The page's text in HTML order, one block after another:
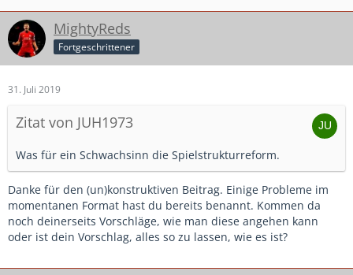
MightyReds
Fortgeschrittener
31. Juli 2019
Zitat von JUH1973
Was für ein Schwachsinn die Spielstrukturreform.
Danke für den (un)konstruktiven Beitrag. Einige Probleme im
momentanen Format hast du bereits benannt. Kommen da
noch deinerseits Vorschläge, wie man diese angehen kann
oder ist dein Vorschlag, alles so zu lassen, wie es ist?